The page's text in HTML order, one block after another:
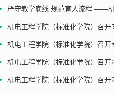
严守教学底线 规范育人流程 ——
机电工程学院（标准化学院）召
机电工程学院（标准化学院）召
机电工程学院（标准化学院）召开
机电工程学院（标准化学院）召开